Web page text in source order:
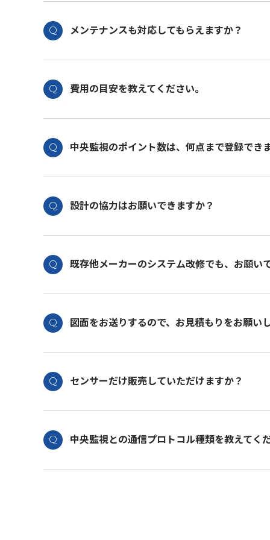
メンテナンスも対応してもらえますか？
費用の目安を教えてください。
中央監視のポイント数は、何点まで登録でき
設計の協力はお願いできますか？
既存他メーカーのシステム改修でも、お願い
図面をお送りするので、お見積もりをお願いし
センサーだけ販売していただけますか？
中央監視との通信プロトコル種類を教えてくだ